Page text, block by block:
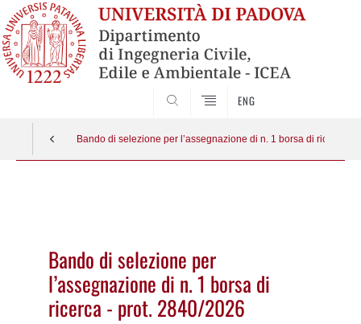
ENG
Bando di selezione per l’assegnazione di n. 1 borsa di ricerca -
Bando di selezione per
l’assegnazione di n. 1 borsa di
ricerca - prot. 2840/2026